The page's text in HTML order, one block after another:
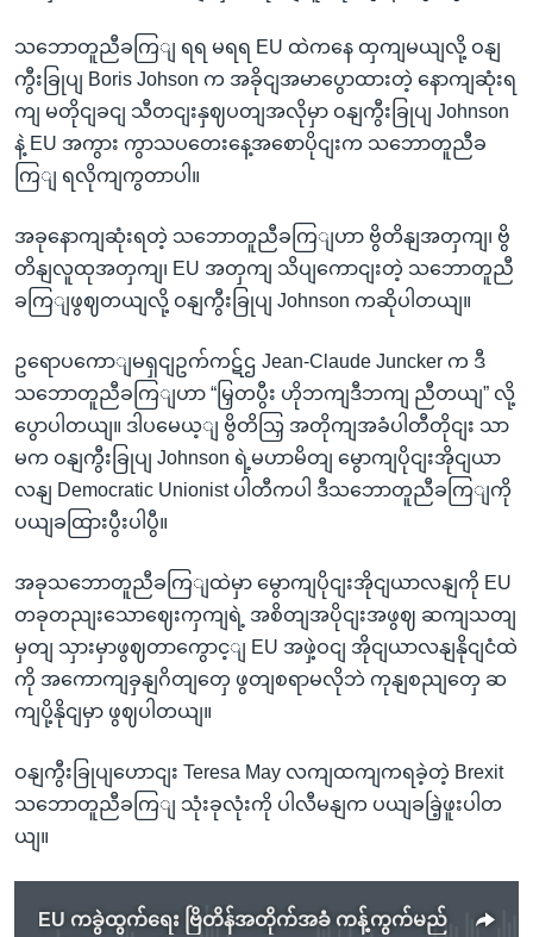
သဘောတူညီခကြျ ရရ မရရ EU ထဲကနေ ထှကျမယျလို့ ဝနျ
ကွီးခြုပျ Boris Johson က အခိုငျအမာပွောထားတဲ့ နောကျဆုံးရ
ကျ မတိုငျခငျ သီတငျးနှဈပတျအလိုမှာ ဝနျကွီးခြုပျ Johnson
နဲ့ EU အကွား ကွာသပတေးနေ့အစောပိုငျးက သဘောတူညီခ
ကြျ ရလိုကျကွတာပါ။
အခုနောကျဆုံးရတဲ့ သဘောတူညီခကြျဟာ ဗွိတိနျအတှကျ၊ ဗွိ
တိနျလူထုအတှကျ၊ EU အတှကျ သိပျကောငျးတဲ့ သဘောတူညီ
ခကြျဖွဈတယျလို့ ဝနျကွီးခြုပျ Johnson ကဆိုပါတယျ။
ဥရောပကောျမရှငျဥက်ကဋ်ဌ Jean-Claude Juncker က ဒီ
သဘောတူညီခကြျဟာ “မြှတပွီး ဟိုဘကျဒီဘကျ ညီတယျ” လို့
ပွောပါတယျ။ ဒါပမေယ့ျ ဗွိတိသြှ အတိုကျအခံပါတီတိုငျး သာ
မက ဝနျကွီးခြုပျ Johnson ရဲ့မဟာမိတျ မွောကျပိုငျးအိုငျယာ
လနျ Democratic Unionist ပါတီကပါ ဒီသဘောတူညီခကြျကို
ပယျခထြားပွီးပါပွီ။
အခုသဘောတူညီခကြျထဲမှာ မွောကျပိုငျးအိုငျယာလနျကို EU
တခုတညျးသောဈေးကှကျရဲ့ အစိတျအပိုငျးအဖွဈ ဆကျသတျ
မှတျ သှားမှာဖွဈတာကွောင့ျ EU အဖှဲ့ဝငျ အိုငျယာလနျနိုငျငံထဲ
ကို အကောကျခှနျဂိတျတှေ ဖွတျစရာမလိုဘဲ ကုနျစညျတှေ ဆ
ကျပို့နိုငျမှာ ဖွဈပါတယျ။
ဝနျကွီးခြုပျဟောငျး Teresa May လကျထကျကရခဲ့တဲ့ Brexit
သဘောတူညီခကြျ သုံးခုလုံးကို ပါလီမနျက ပယျခခြဲ့ဖူးပါတ
ယျ။
EU ကခွဲထွက်ရေး ဗြိတိန်အတိုက်အခံ ကန့်ကွက်မည်